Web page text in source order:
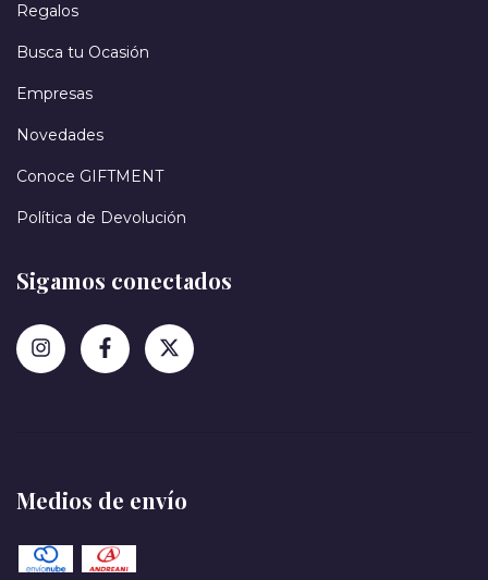
Regalos
Busca tu Ocasión
Empresas
Novedades
Conoce GIFTMENT
Política de Devolución
Sigamos conectados
Medios de envío